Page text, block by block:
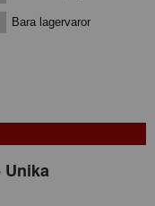
Bara lagervaror
Unika